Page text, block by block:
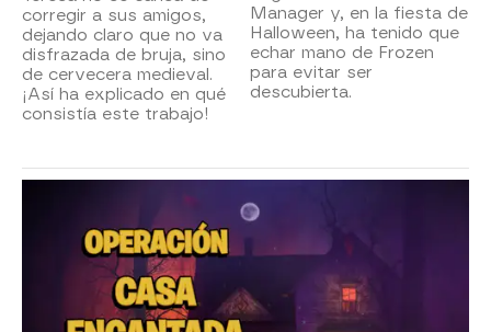
corregir a sus amigos,
dejando claro que no va
disfrazada de bruja, sino
de cervecera medieval.
¡Así ha explicado en qué
consistía este trabajo!
Manager y, en la fiesta de
Halloween, ha tenido que
echar mano de Frozen
para evitar ser
descubierta.